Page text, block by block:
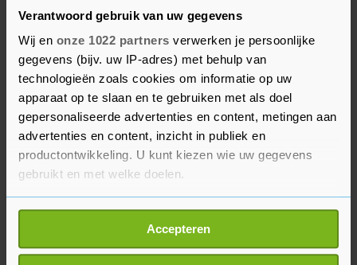
Verantwoord gebruik van uw gegevens
Wij en onze 1022 partners verwerken je persoonlijke
gegevens (bijv. uw IP-adres) met behulp van
technologieën zoals cookies om informatie op uw
apparaat op te slaan en te gebruiken met als doel
gepersonaliseerde advertenties en content, metingen aan
advertenties en content, inzicht in publiek en
productontwikkeling. U kunt kiezen wie uw gegevens
gebruikt en met welke doelen.
Als u het toestaat, willen we ook graag:
Informatie verzamelen over uw geografische
locatie, die tot een paar meter nauwkeurig kan zijn
Accepteren
ongebruikelijk, vertelt Van der Wal. Ze weet niet
of en zo ja wanneer er alsnog een stemming
wordt ingepland. Haar uiterst voorzichtige
inschatting is dat dit niet voor de Europese
Parlementsverkiezingen begin juni zal zijn.
Als de wet in stemming wordt gebracht, zal
Nederland tegen stemmen. Ook de tegenstem zal
overigens gepaard gaan met een stemverklaring.